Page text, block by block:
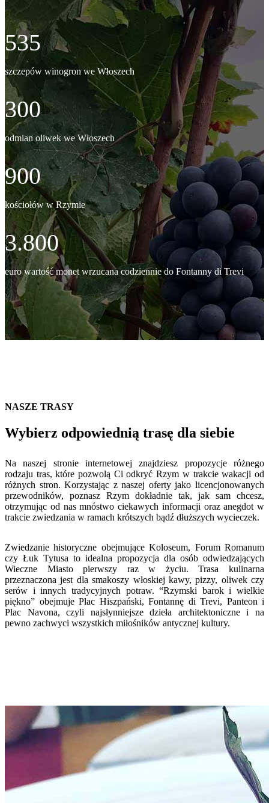
535
szczepów winogron we Włoszech
300
odmian oliwek we Włoszech
900
kościołów w Rzymie
3.800
euro wartość monet wrzucana codziennie do Fontanny di Trevi
NASZE TRASY
Wybierz odpowiednią trasę dla siebie
Na naszej stronie internetowej znajdziesz propozycje różnego
rodzaju tras, które pozwolą Ci odkryć Rzym w trakcie wakacji od
różnych stron. Korzystając z naszej oferty jako licencjonowanych
przewodników, poznasz Rzym dokładnie tak, jak sam chcesz,
otrzymując od nas mnóstwo ciekawych informacji oraz anegdot w
trakcie zwiedzania w ramach krótszych bądź dłuższych wycieczek.
Zwiedzanie historyczne obejmujące Koloseum, Forum Romanum
czy Łuk Tytusa to idealna propozycja dla osób odwiedzających
Wieczne Miasto pierwszy raz w życiu. Trasa kulinarna
przeznaczona jest dla smakoszy włoskiej kawy, pizzy, oliwek czy
serów i innych tradycyjnych potraw. “Rzymski barok i wielkie
piękno” obejmuje Plac Hiszpański, Fontannę di Trevi, Panteon i
Plac Navona, czyli najsłynniejsze dzieła architektoniczne i na
pewno zachwyci wszystkich miłośników antycznej kultury.